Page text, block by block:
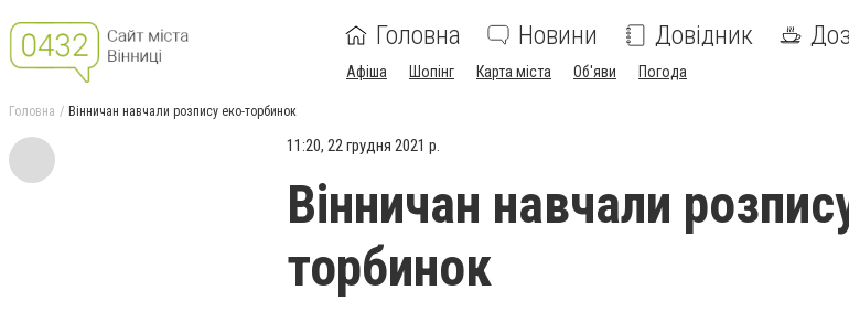
Головна Новини Довідник
Афіша Шопінг Карта міста Об'яви Погода
Головна Вінничан навчали розпису еко-торбинок
11:20, 22 грудня 2021 р.
Вінничан навчали
торбинок